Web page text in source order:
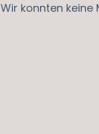
Wir konnten keine